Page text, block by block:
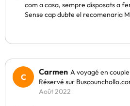
com a casa, sempre disposats a
Sense cap dubte el recomenaria
Carmen A voyagé en couple
Réservé sur
Août 2022